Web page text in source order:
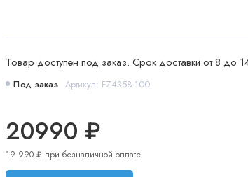
Товар доступен под заказ. Срок доставки от 8 до
Под заказ Артикул: FZ4358-100
20990 ₽
19 990 ₽ при безналичной оплате